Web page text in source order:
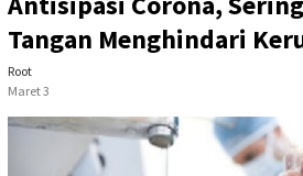
Tangan Menghindari
Root
Maret 3